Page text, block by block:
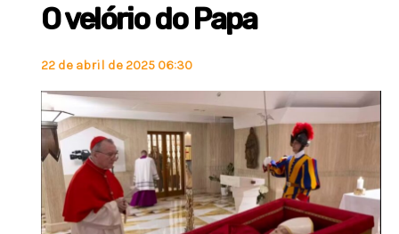
O velório do Papa
22 de abril de 2025 06:30